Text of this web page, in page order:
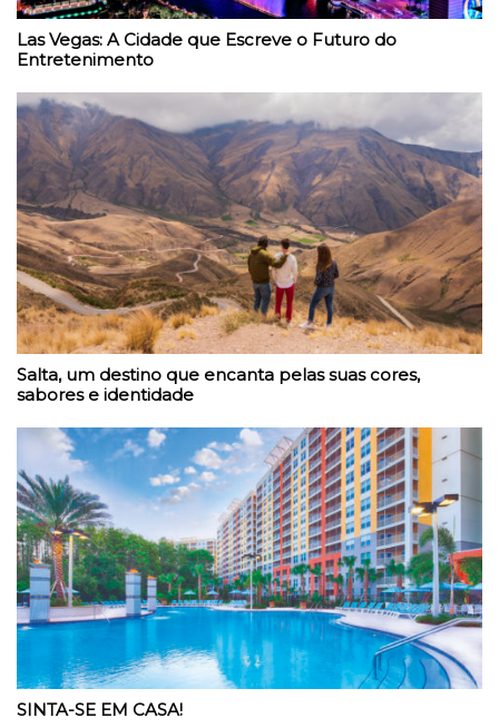
Las Vegas: A Cidade que Escreve o Futuro do
Entretenimento
Salta, um destino que encanta pelas suas cores,
sabores e identidade
SINTA-SE EM CASA!